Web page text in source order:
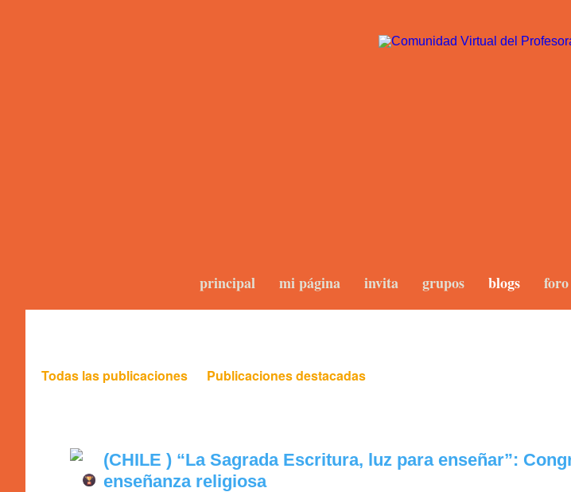
principal mi página invita grupos blogs foro
Todas las publicaciones Publicaciones destacadas
(CHILE ) “La Sagrada Escritura, luz para enseñar”:
enseñanza religiosa